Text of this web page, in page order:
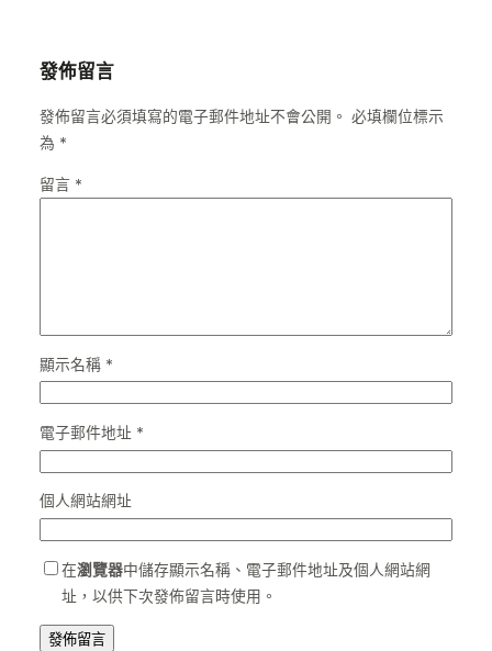
發佈留言
發佈留言必須填寫的電子郵件地址不會公開。 必填欄位標示
為 *
留言 *
顯示名稱 *
電子郵件地址 *
個人網站網址
在瀏覽器中儲存顯示名稱、電子郵件地址及個人網站網
址，以供下次發佈留言時使用。